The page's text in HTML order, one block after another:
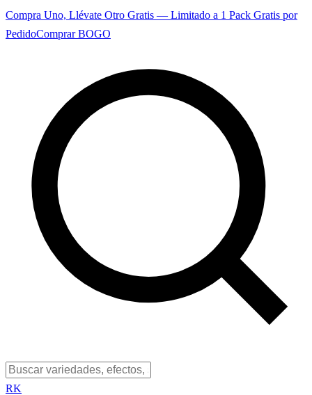
Compra Uno, Llévate Otro Gratis — Limitado a 1 Pack Gratis por
PedidoComprar BOGO
RK